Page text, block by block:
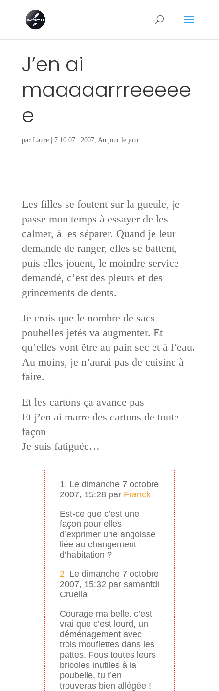
J’en ai
maaaaarrreeeee
e
par Laure| 7 10 07| 2007, Au jour le jour
Les filles se foutent sur la gueule, je
passe mon temps à essayer de les
calmer, à les séparer. Quand je leur
demande de ranger, elles se battent,
puis elles jouent, le moindre service
demandé, c’est des pleurs et des
grincements de dents.
Je crois que le nombre de sacs
poubelles jetés va augmenter. Et
qu’elles vont être au pain sec et à l’eau.
Au moins, je n’aurai pas de cuisine à
faire.
Et les cartons ça avance pas
Et j’en ai marre des cartons de toute
façon
Je suis fatiguée…
1. Le dimanche 7 octobre
2007, 15:28 par Franck
Est-ce que c’est une
façon pour elles
d’exprimer une angoisse
liée au changement
d’habitation ?
2. Le dimanche 7 octobre
2007, 15:32 par samantdi
Cruella
Courage ma belle, c’est
vrai que c’est lourd, un
déménagement avec
trois mouflettes dans les
pattes. Fous toutes leurs
bricoles inutiles à la
poubelle, tu t’en
trouveras bien allégée !